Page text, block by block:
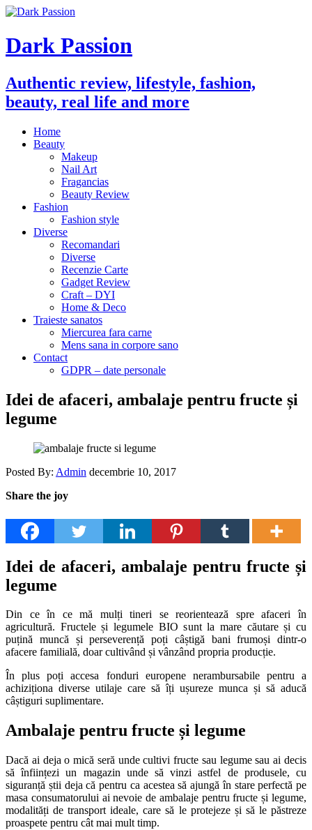
Dark Passion
Authentic review, lifestyle, fashion,
beauty, real life and more
Home
Beauty
Makeup
Nail Art
Fragancias
Beauty Review
Fashion
Fashion style
Diverse
Recomandari
Diverse
Recenzie Carte
Gadget Review
Craft – DYI
Home & Deco
Traieste sanatos
Miercurea fara carne
Mens sana in corpore sano
Contact
GDPR – date personale
Idei de afaceri, ambalaje pentru fructe și
legume
Posted By: Admin decembrie 10, 2017
Share the joy
Idei de afaceri, ambalaje pentru fructe și
legume
Din ce în ce mă mulți tineri se reorientează spre afaceri în
agricultură. Fructele și legumele BIO sunt la mare căutare și cu
puțină muncă și perseverență poți câștigă bani frumoși dintr-o
afacere familială, doar cultivând și vânzând propria producție.
În plus poți accesa fonduri europene nerambursabile pentru a
achiziționa diverse utilaje care să îți ușureze munca și să aducă
câștiguri suplimentare.
Ambalaje pentru fructe și legume
Dacă ai deja o mică seră unde cultivi fructe sau legume sau ai decis
să înființezi un magazin unde să vinzi astfel de produsele, cu
siguranță știi deja că pentru ca acestea să ajungă în stare perfectă pe
masa consumatorului ai nevoie de ambalaje pentru fructe și legume,
modalități de transport ideale, care să le protejeze și să le păstreze
proaspete pentru cât mai mult timp.